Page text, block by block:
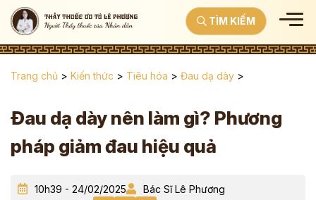
TÌM KIẾM
Trang chủ > Kiến thức > Tiêu hóa > Đau dạ dày >
Đau dạ dày nên làm gì? Phương
pháp giảm đau hiệu quả
10h39 - 24/02/2025
Bác Sĩ Lê Phương